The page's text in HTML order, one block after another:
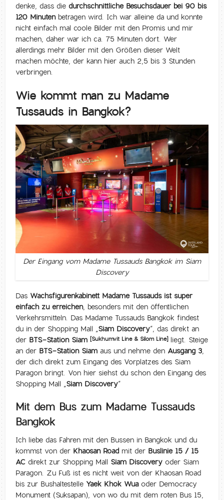
denke, dass diedurchschnittliche Besuchsdauer bei 90 bis
120 Minutenbetragen wird. Ich war alleine da und konnte
nicht einfach mal coole Bilder mit den Promis und mir
machen, daher war ich ca. 75 Minuten dort. Wer
allerdings mehr Bilder mit den Größen dieser Welt
machen möchte, der kann hier auch 2,5 bis 3 Stunden
verbringen.
Wie kommt man zu Madame
Tussauds in Bangkok?
Der Eingang vom Madame Tussauds Bangkok im Siam
Discovery
Das Wachsfigurenkabinett Madame Tussauds ist super
einfach zu erreichen, besonders mit den öffentlichen
Verkehrsmitteln. Das Madame Tussauds Bangkok findest
du in der Shopping Mall „Siam Discovery“, das direkt an
der BTS-Station Siam [Sukhumvit Line & Silom Line]liegt. Steige
an der BTS-Station Siam aus und nehme den Ausgang 3,
der dich direkt zum Eingang des Vorplatzes des Siam
Paragon bringt. Von hier siehst du schon den Eingang des
Shopping Mall „Siam Discovery“
Mit dem Bus zum Madame Tussauds
Bangkok
Ich liebe das Fahren mit den Bussen in Bangkok und du
kommst von der Khaosan Road mit der Buslinie 15 / 15
AC direkt zur Shopping Mall Siam Discovery oder Siam
Paragon. Zu Fuß ist es nicht weit von der Khaosan Road
bis zur Bushaltestelle Yaek Khok Wuaoder Democracy
Monument (Suksapan), von wo du mit dem roten Bus 15,